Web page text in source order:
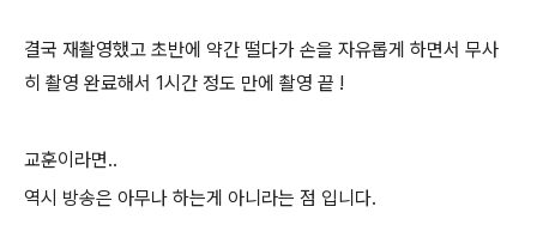
결국 재촬영했고 초반에 약간 떨다가 손을 자유롭게 하면서 무사
히 촬영 완료해서 1시간 정도 만에 촬영 끝 !
교훈이라면..
역시 방송은 아무나 하는게 아니라는 점 입니다.